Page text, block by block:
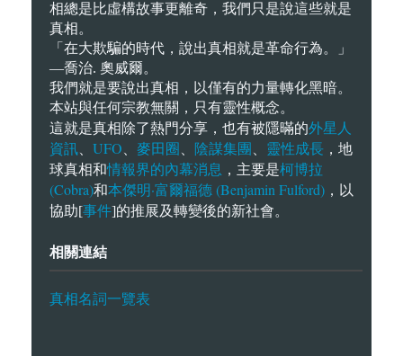
相總是比虛構故事更離奇，我們只是說這些就是
真相。
「在大欺騙的時代，說出真相就是革命行為。」
—喬治. 奧威爾。
我們就是要說出真相，以僅有的力量轉化黑暗。
本站與任何宗教無關，只有靈性概念。
這就是真相除了熱門分享，也有被隱暪的外星人
資訊
UFO 麥田圈 陰謀集團 靈性成長 ，地
球真相和情報界的內幕消息 ，主要是柯博拉
(Cobra)和本傑明·富爾福德 (Benjamin Fulford) ，以
協助[事件]的推展及轉變後的新社會。
相關連結
真相名詞一覽表